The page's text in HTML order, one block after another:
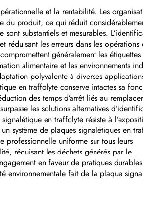
étiquettes
avant,
et la rentabilité. Les
du produit, ce qui réduit
substantiels et mesurables.
les erreurs dans les opérations
généralement les étiquettes
alimentaire et les environnements
polyvalente à diverses
en traffolyte conserve intactes sa
des temps d’arrêt liés au
les solutions alternatives
en traffolyte résiste à
système de plaques signalétiques en
professionnelle uniforme sur tous leurs
réduisant les déchets générés par le
en faveur de pratiques
environnementale fait de la plaque